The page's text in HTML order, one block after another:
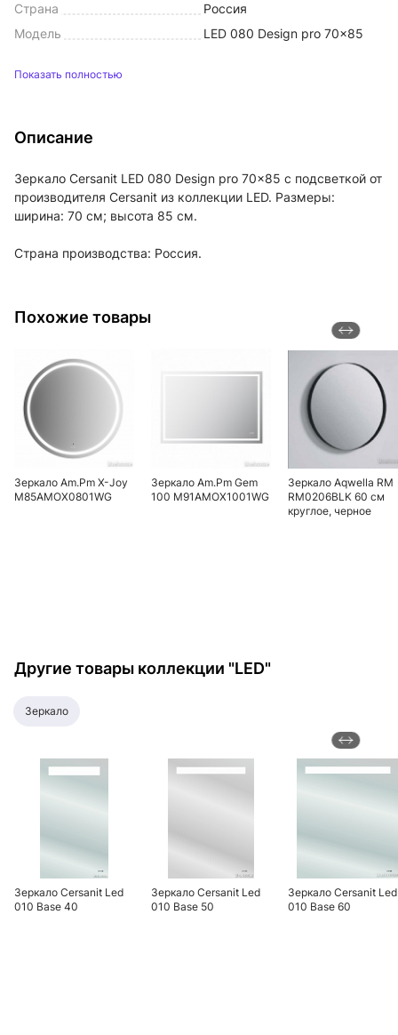
Страна
Россия
Модель
LED 080 Design pro 70x85
Показать полностью
Описание
Зеркало Cersanit LED 080 Design pro 70x85 с подсветкой от
производителя Cersanit из коллекции LED. Размеры:
ширина: 70 см; высота 85 см.
Страна производства: Россия.
Похожие товары
Зеркало Am.Pm X-Joy
M85AMOX0801WG
Зеркало Am.Pm Gem
100 M91AMOX1001WG
Зеркало Aqwella RM
RM0206BLK 60 см
круглое, черное
Другие товары коллекции "LED"
зеркало
Зеркало Cersanit Led
010 Base 40
Зеркало Cersanit Led
010 Base 50
Зеркало Cersanit Led
010 Base 60